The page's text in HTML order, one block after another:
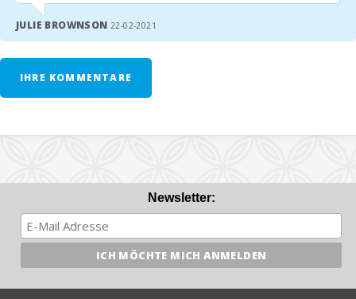
Bushaltestelle
(km):
Entfernung zum
Grillplatz und
Badezimmer im
Schlafzimmer
(Suite):
Doppelbett oder
Gästeanmeldung (obligatorisch)
Ankunfts- und Abflugzeiten der Flüge.
Reisepassnummer oder Personalausweis.
Geburtsdatum.
JULIE BROWNSON 22-02-2021
IHRE KOMMENTARE
Newsletter: